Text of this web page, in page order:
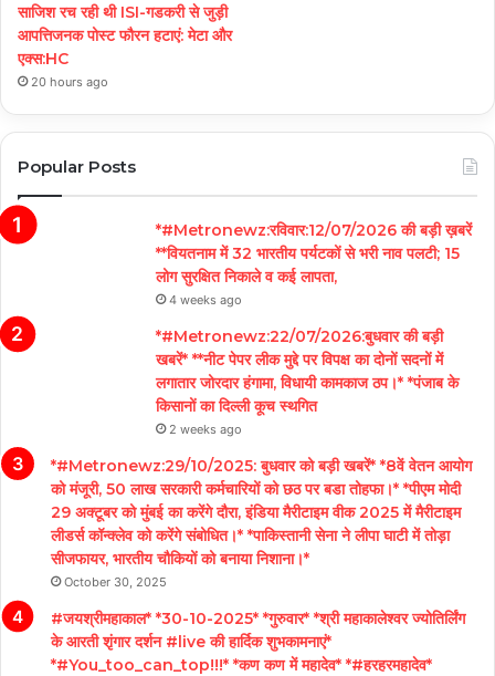
साजिश रच रही थी ISI-गडकरी से जुड़ी
आपत्तिजनक पोस्ट फौरन हटाएं: मेटा और
एक्स:HC
20 hours ago
Popular Posts
*#Metronewz:रविवार:12/07/2026 की बड़ी ख़बरें
**वियतनाम में 32 भारतीय पर्यटकों से भरी नाव पलटी; 15
लोग सुरक्षित निकाले व कई लापता,
4 weeks ago
*#Metronewz:22/07/2026:बुधवार की बड़ी
खबरें* **नीट पेपर लीक मुद्दे पर विपक्ष का दोनों सदनों में
लगातार जोरदार हंगामा, विधायी कामकाज ठप।* *पंजाब के
किसानों का दिल्ली कूच स्थगित
2 weeks ago
*#Metronewz:29/10/2025: बुधवार को बड़ी खबरें* *8वें वेतन आयोग
को मंजूरी, 50 लाख सरकारी कर्मचारियों को छठ पर बडा तोहफा।* *पीएम मोदी
29 अक्टूबर को मुंबई का करेंगे दौरा, इंडिया मैरीटाइम वीक 2025 में मैरीटाइम
लीडर्स कॉन्क्लेव को करेंगे संबोधित।* *पाकिस्तानी सेना ने लीपा घाटी में तोड़ा
सीजफायर, भारतीय चौकियों को बनाया निशाना।*
October 30, 2025
#जयश्रीमहाकाल* *30-10-2025* *गुरुवार* *श्री महाकालेश्वर ज्योतिर्लिंग
के आरती शृंगार दर्शन #live की हार्दिक शुभकामनाएं*
*#You_too_can_top!!!* *कण कण में महादेव* *#हरहरमहादेव*